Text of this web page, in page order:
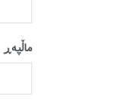
ماڵپه‌ڕ